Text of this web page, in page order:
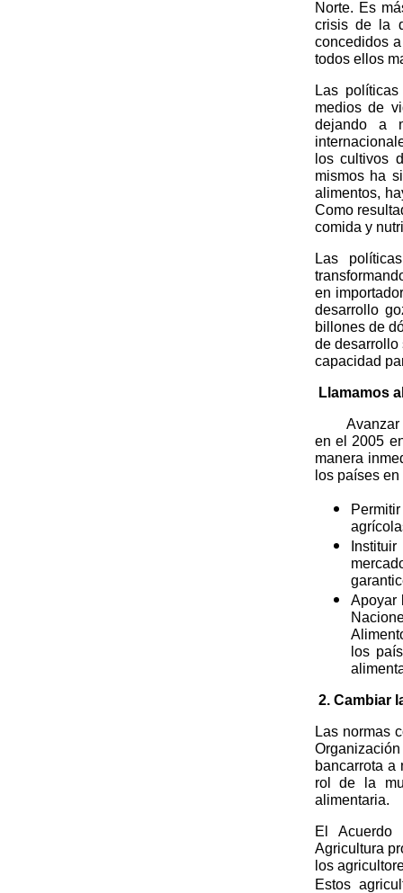
Norte. Es
crisis de la
concedidos
todos ellos
Las
medios de
dejando a
los cultivos
mismos ha
alimentos,
Como
comida y
Las
en
desarrollo
billones de
de desarrollo
capacidad
Llamamos
Avanzar
en el 2005
manera
los países
Apoyar
los
2. Cambiar
Las normas
bancarrota a
rol de la
alimentaria.
El Acuerdo
Agricultura
los
Estos